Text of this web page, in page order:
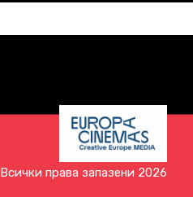
Всички права запазени 2026